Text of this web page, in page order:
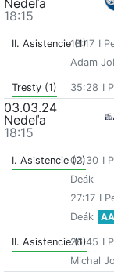
Nedeľa
18:15
II. Asistencie (1)
18:17 I
Adam
Tresty (1) 35:28 I
03.03.24
Nedeľa
18:15
I. Asistencie (2)03:30 I
Deák
27:17 I
Deák
AA
II. Asistencie (1)
26:45 I
Michal